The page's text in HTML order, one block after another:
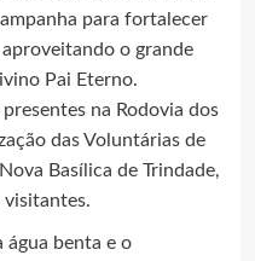
para fortalecer
o grande
Pai Eterno.
na Rodovia dos
das Voluntárias de
Basílica de Trindade,
benta e o